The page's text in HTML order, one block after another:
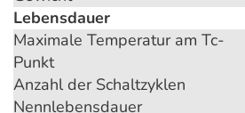
Lebensdauer
Maximale Temperatur am Tc-
Punkt
Anzahl der Schaltzyklen
Nennlebensdauer